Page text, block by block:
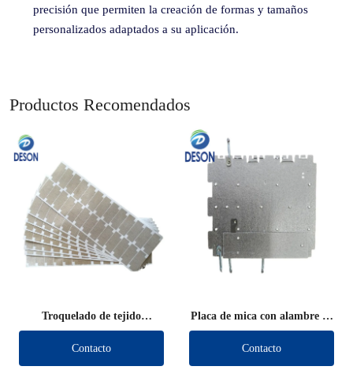
precisión que permiten la creación de formas y tamaños
personalizados adaptados a su aplicación.
Productos Recomendados
Troquelado de tejido
conductor de blindaje
Contacto
Placa de mica con alambre de
plomo
Contacto